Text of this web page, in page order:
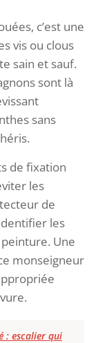
c’est une
vis ou clous
sain et sauf.
sont là
sans
de fixation
les
de
les
Une
monseigneur
: escalier qui